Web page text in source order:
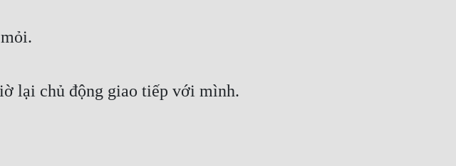
lại chủ động giao tiếp với mình.